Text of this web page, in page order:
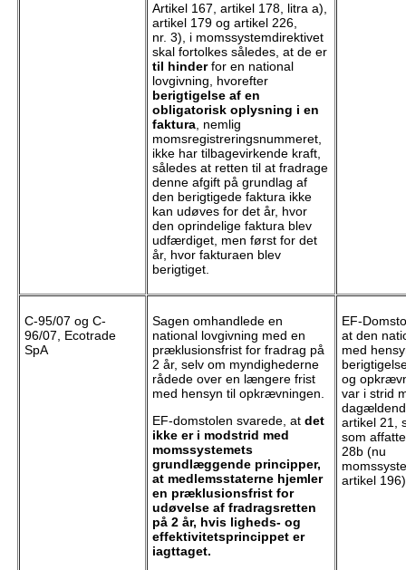
Artikel 167, artikel 178, litra a),
artikel 179 og artikel 226,
nr. 3), i momssystemdirektivet
skal fortolkes således, at de er
til hinderfor en national
lovgivning, hvorefter
berigtigelse af en
obligatorisk oplysning i en
faktura, nemlig
momsregistreringsnummeret,
ikke har tilbagevirkende kraft,
således at retten til at fradrage
denne afgift på grundlag af
den berigtigede faktura ikke
kan udøves for det år, hvor
den oprindelige faktura blev
udfærdiget, men først for det
år, hvor fakturaen blev
berigtiget.
C-95/07 og C-
96/07, Ecotrade
SpA
Sagen omhandlede en
national lovgivning med en
præklusionsfrist for fradrag på
2 år, selv om myndighederne
rådede over en længere frist
med hensyn til opkrævningen.
EF-domstolen svarede, at det
ikke er i modstrid med
momssystemets
grundlæggende principper,
at medlemsstaterne hjemler
en præklusionsfrist for
udøvelse af fradragsretten
på 2 år, hvis ligheds- og
effektivitetsprincippet er
iagttaget.
EF-
at den
med
og
var i strid
artikel 21,
som
28b (nu
artikel